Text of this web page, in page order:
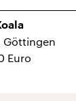
Göttingen
Euro